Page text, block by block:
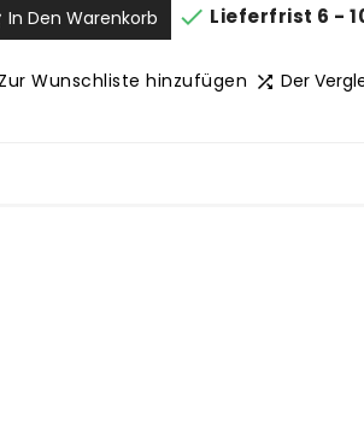
In Den Warenkorb  Lieferfrist 6 -
Zur Wunschliste hinzufügen  Der